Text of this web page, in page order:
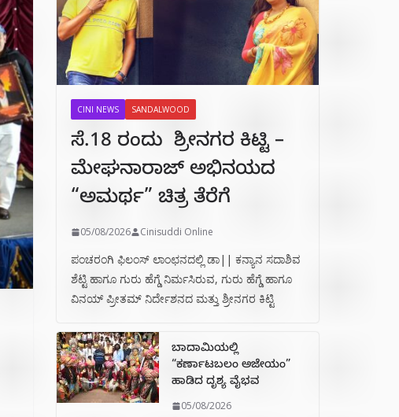
CINI NEWS SANDALWOOD
ಸೆ.18 ರಂದು ಶ್ರೀನಗರ ಕಿಟ್ಟಿ –
ಮೇಘನಾರಾಜ್ ಅಭಿನಯದ
“ಅಮರ್ಥ” ಚಿತ್ರ ತೆರೆಗೆ
05/08/2026 Cinisuddi Online
ಪಂಚರಂಗಿ ಫಿಲಂಸ್ ಲಾಂಛನದಲ್ಲಿ ಡಾ|| ಕನ್ಯಾನ ಸದಾಶಿವ
ಶೆಟ್ಟಿ ಹಾಗೂ ಗುರು ಹೆಗ್ಡೆ ನಿರ್ಮಸಿರುವ, ಗುರು ಹೆಗ್ಡೆ ಹಾಗೂ
ವಿನಯ್ ಪ್ರೀತಮ್ ನಿರ್ದೇಶನದ ಮತ್ತು ಶ್ರೀನಗರ ಕಿಟ್ಟಿ
ಬಾದಾಮಿಯಲ್ಲಿ
“ಕರ್ಣಾಟಬಲಂ ಅಜೇಯಂ”
ಹಾಡಿದ ದೃಶ್ಯ ವೈಭವ
05/08/2026